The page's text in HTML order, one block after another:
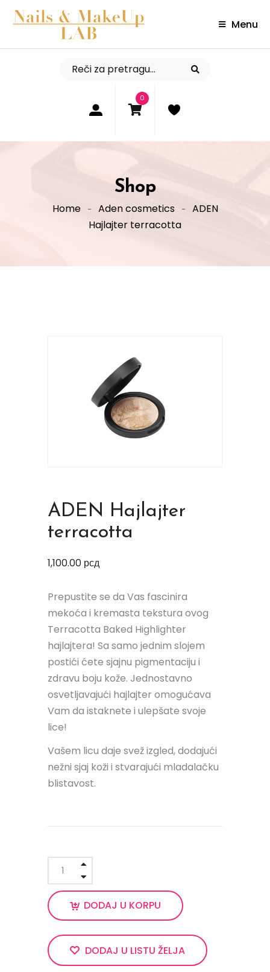
Menu
0
Shop
Home Aden cosmetics
ADEN
Hajlajter terracotta
ADEN Hajlajter
terracotta
1,100.00 рсд
Prepustite se da Vas fascinira
mekoća i kremasta tekstura ovog
Terracotta Baked Highlighter
hajlajtera! Sa samo jednim slojem
postići ćete sjajnu pigmentaciju i
zdravu boju kože. Jednostavno
osvetljavajući hajlajter omogućava
Vam da istaknete i ulepšate svoje
lice!
Vašem licu daje svež izgled, dodajući
nežni sjaj koži i stvarajući mladalačku
blistavost.
DODAJ U KORPU
DODAJ U LISTU ŽELJA